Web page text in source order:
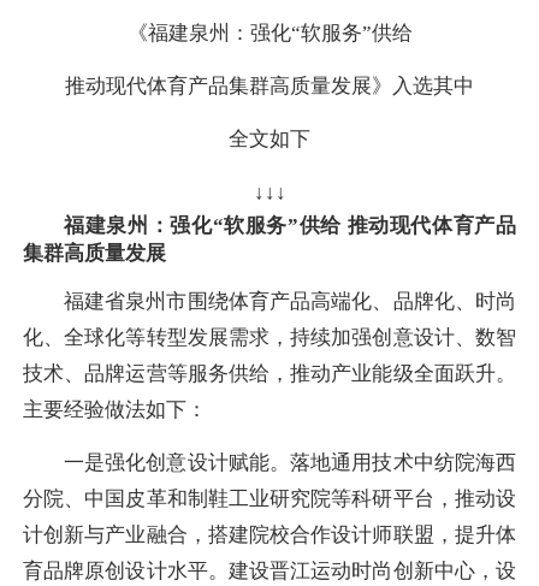
《福建泉州：强化“软服务”供给
推动现代体育产品集群高质量发展》入选其中
全文如下
↓↓↓
福建泉州：强化“软服务”供给 推动现代体育产品
集群高质量发展
福建省泉州市围绕体育产品高端化、品牌化、时尚
化、全球化等转型发展需求，持续加强创意设计、数智
技术、品牌运营等服务供给，推动产业能级全面跃升。
主要经验做法如下：
一是强化创意设计赋能。落地通用技术中纺院海西
分院、中国皮革和制鞋工业研究院等科研平台，推动设
计创新与产业融合，搭建院校合作设计师联盟，提升体
育品牌原创设计水平。建设晋江运动时尚创新中心，设